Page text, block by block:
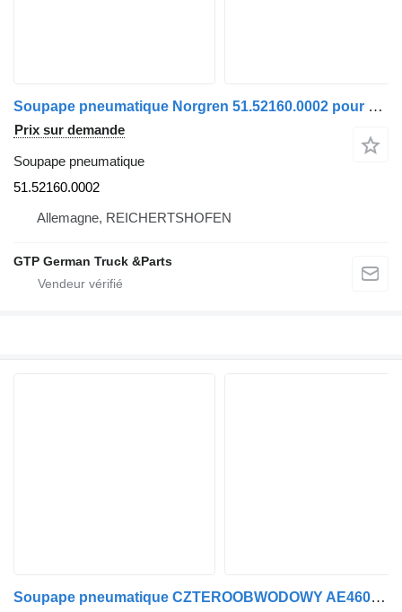
Soupape pneumatique Norgren 51.52160.0002 pour camion MAN TGA TGX TGS
Prix sur demande
Soupape pneumatique
51.52160.0002
Allemagne, REICHERTSHOFEN
GTP German Truck &Parts
Soupape pneumatique CZTEROOBWODOWY AE4609 II37460N00 pour camion MAN F2000 M2000 TGA